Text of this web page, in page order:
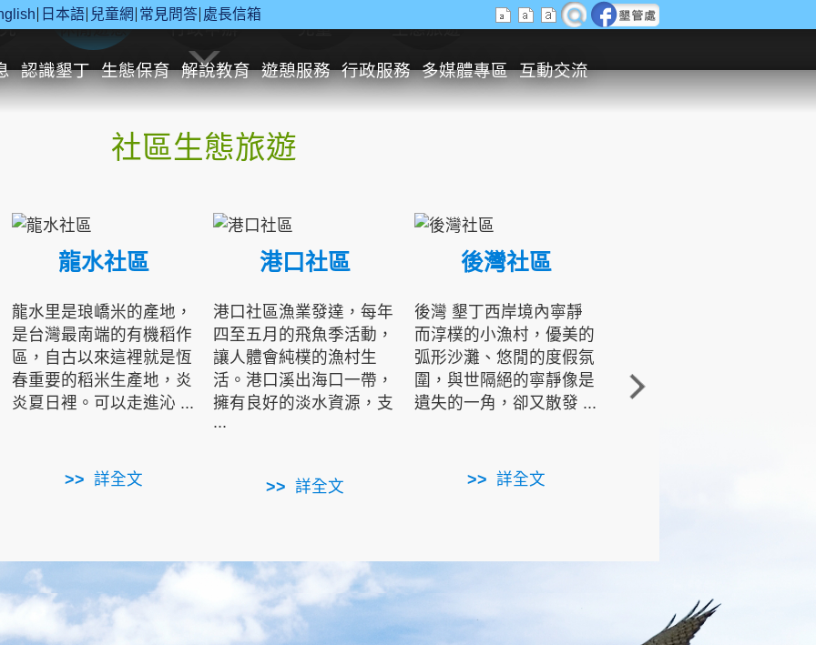
日本語 兒童網 常見問答 處長信箱
認識墾丁 生態保育 解說教育 遊憩服務 行政服務 多媒體專區 互動交流
休閒遊憩 行政申辦 兒童 生態旅遊
社區生態旅遊
龍水社區
龍水里是琅嶠米的產地，
是台灣最南端的有機稻作
區，自古以來這裡就是恆
春重要的稻米生產地，炎
炎夏日裡。可以走進沁 ...
詳全文
港口社區
港口社區漁業發達，每年
四至五月的飛魚季活動，
讓人體會純樸的漁村生
活。港口溪出海口一帶，
擁有良好的淡水資源，支
...
詳全文
後灣社區
後灣 墾丁西岸境內寧靜
而淳樸的小漁村，優美的
弧形沙灘、悠閒的度假氛
圍，與世隔絕的寧靜像是
遺失的一角，卻又散發 ...
詳全文
角的端點，冬季海浪拍打
著礁岸，旺盛的侵蝕作